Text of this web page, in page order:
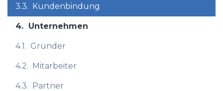
3.3. Kundenbindung
4. Unternehmen
4.1. Gründer
4.2. Mitarbeiter
4.3. Partner